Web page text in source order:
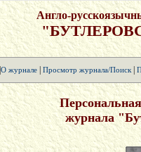
Англо-
О журнале| Просмотр журнала/Поиск|
журнала